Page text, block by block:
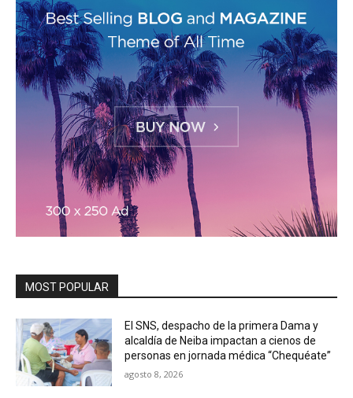
MOST POPULAR
El SNS, despacho de la primera Dama y
alcaldía de Neiba impactan a cienos de
personas en jornada médica “Chequéate”
agosto 8, 2026